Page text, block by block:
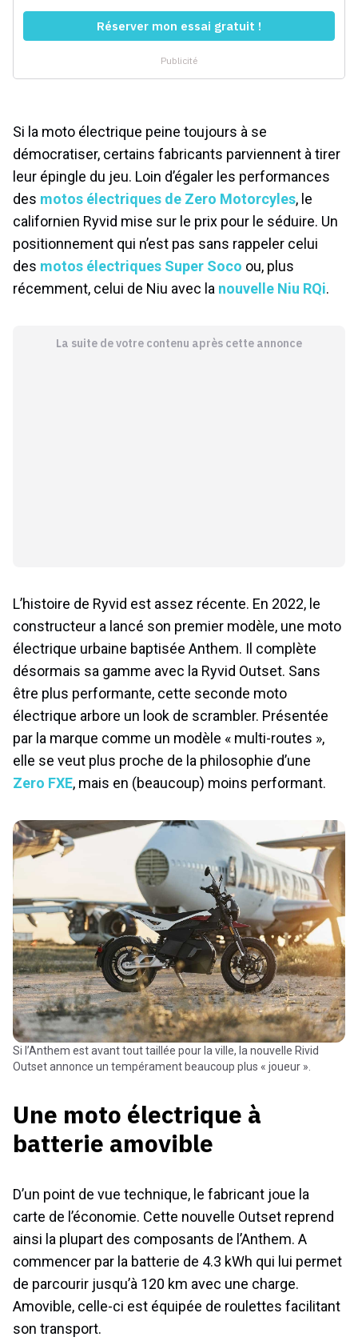
Si la moto électrique peine toujours à se
démocratiser, certains fabricants parviennent à tirer
leur épingle du jeu. Loin d’égaler les performances
des motos électriques de Zero Motorcyles, le
californien Ryvid mise sur le prix pour le séduire. Un
positionnement qui n’est pas sans rappeler celui
des motos électriques Super Soco ou, plus
récemment, celui de Niu avec la nouvelle Niu RQi.
La suite de votre contenu après cette annonce
L’histoire de Ryvid est assez récente. En 2022, le
constructeur a lancé son premier modèle, une moto
électrique urbaine baptisée Anthem. Il complète
désormais sa gamme avec la Ryvid Outset. Sans
être plus performante, cette seconde moto
électrique arbore un look de scrambler. Présentée
par la marque comme un modèle « multi-routes »,
elle se veut plus proche de la philosophie d’une
Zero FXE, mais en (beaucoup) moins performant.
Si l’Anthem est avant tout taillée pour la ville, la nouvelle Rivid
Outset annonce un tempérament beaucoup plus « joueur ».
Une moto électrique à
batterie amovible
D’un point de vue technique, le fabricant joue la
carte de l’économie. Cette nouvelle Outset reprend
ainsi la plupart des composants de l’Anthem. A
commencer par la batterie de 4.3 kWh qui lui permet
de parcourir jusqu’à 120 km avec une charge.
Amovible, celle-ci est équipée de roulettes facilitant
son transport.